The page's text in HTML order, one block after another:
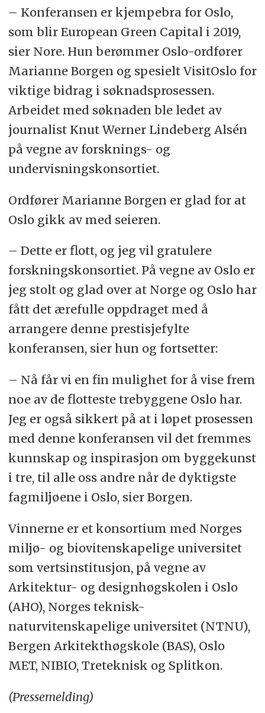
– Konferansen er kjempebra for Oslo,
som blir European Green Capital i 2019,
sier Nore. Hun berømmer Oslo-ordfører
Marianne Borgen og spesielt VisitOslo for
viktige bidrag i søknadsprosessen.
Arbeidet med søknaden ble ledet av
journalist Knut Werner Lindeberg Alsén
på vegne av forsknings- og
undervisningskonsortiet.
Ordfører Marianne Borgen er glad for at
Oslo gikk av med seieren.
– Dette er flott, og jeg vil gratulere
forskningskonsortiet. På vegne av Oslo er
jeg stolt og glad over at Norge og Oslo har
fått det ærefulle oppdraget med å
arrangere denne prestisjefylte
konferansen, sier hun og fortsetter:
– Nå får vi en fin mulighet for å vise frem
noe av de flotteste trebyggene Oslo har.
Jeg er også sikkert på at i løpet prosessen
med denne konferansen vil det fremmes
kunnskap og inspirasjon om byggekunst
i tre, til alle oss andre når de dyktigste
fagmiljøene i Oslo, sier Borgen.
Vinnerne er et konsortium med Norges
miljø- og biovitenskapelige universitet
som vertsinstitusjon, på vegne av
Arkitektur- og designhøgskolen i Oslo
(AHO), Norges teknisk-
naturvitenskapelige universitet (NTNU),
Bergen Arkitekthøgskole (BAS), Oslo
MET, NIBIO, Treteknisk og Splitkon.
(Pressemelding)